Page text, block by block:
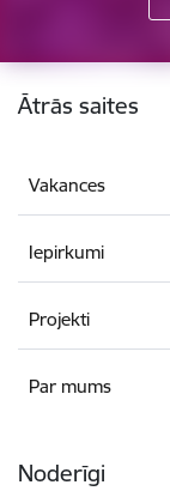
Kājene
Ātrās saites
Vakances
Iepirkumi
Projekti
Par mums
Noderīgi